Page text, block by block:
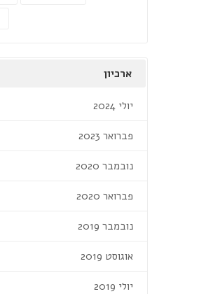
ארכיון
יולי 2024
פברואר 2023
נובמבר 2020
פברואר 2020
נובמבר 2019
אוגוסט 2019
יולי 2019